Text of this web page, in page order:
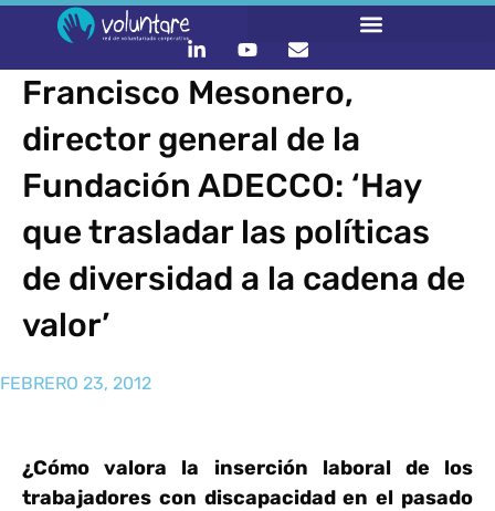
Francisco Mesonero,
director general de la
Fundación ADECCO: ‘Hay
que trasladar las políticas
de diversidad a la cadena de
valor’
FEBRERO 23, 2012
¿Cómo valora la inserción laboral de los
trabajadores con discapacidad en el pasado